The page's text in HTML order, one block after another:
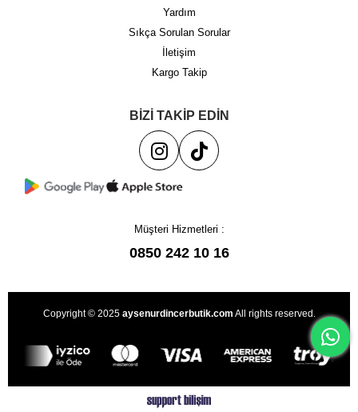
Yardım
Sıkça Sorulan Sorular
İletişim
Kargo Takip
BİZİ TAKİP EDİN
Müşteri Hizmetleri :
0850 242 10 16
Copyright © 2025 aysenurdincerbutik.com All rights reserved.